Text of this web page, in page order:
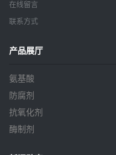
在线留言
联系方式
产品展厅
氨基酸
防腐剂
抗氧化剂
酶制剂